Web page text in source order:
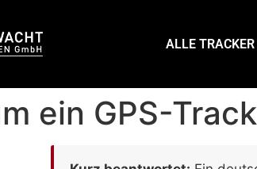
ALLE TRACKER
ein GPS-